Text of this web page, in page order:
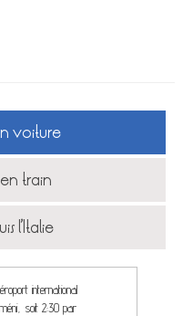
voiture
train
l’Italie
international
soit 2:30 par